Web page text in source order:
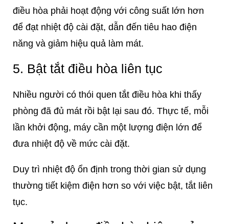
điều hòa phải hoạt động với công suất lớn hơn
để đạt nhiệt độ cài đặt, dẫn đến tiêu hao điện
năng và giảm hiệu quả làm mát.
5. Bật tắt điều hòa liên tục
Nhiều người có thói quen tắt điều hòa khi thấy
phòng đã đủ mát rồi bật lại sau đó. Thực tế, mỗi
lần khởi động, máy cần một lượng điện lớn để
đưa nhiệt độ về mức cài đặt.
Duy trì nhiệt độ ổn định trong thời gian sử dụng
thường tiết kiệm điện hơn so với việc bật, tắt liên
tục.